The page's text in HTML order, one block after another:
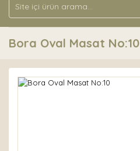
Bora Oval Masat No:10